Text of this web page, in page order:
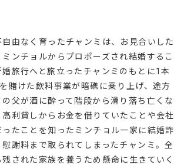
由なく育ったチャンミは、お見合いした
ンチョルからプロポーズされ結婚するこ
旅行へと旅立ったチャンミのもとに1本
賭けた飲料事業が暗礁に乗り上げ、途方
父が酒に酔って階段から滑り落ち亡くな
利貸しからお金を借りていたことや会社
たことを知ったミンチョル一家に結婚詐
謝料まで取られてしまったチャンミ。全
された家族を養うため懸命に生きていく